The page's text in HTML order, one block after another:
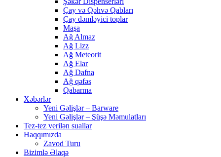
Çay və Qəhvə Qabları
Çay dəmləyici toplar
Maşa
Ağ Almaz
Ağ Lizz
Ağ Meteorit
Ağ Elar
Ağ Dafna
Ağ qəfəs
Qabarma
Xəbərlər
Yeni Gəlişlər – Barware
Yeni Gəlişlər – Şüşə Məmulatları
Tez-tez verilən suallar
Haqqımızda
Zavod Turu
Bizimlə Əlaqə